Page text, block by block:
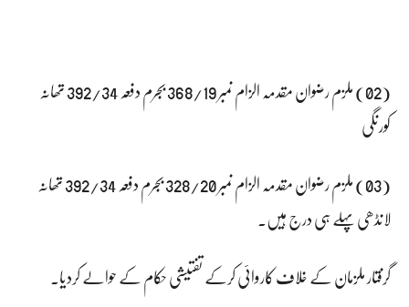
(02) ملزم رضوان مقدمہ الزام نمبر 368/19 بجرم دفعہ 392/34 تھانہ
کورنگی
(03) ملزم رضوان مقدمہ الزام نمبر 328/20 بجرم دفعہ 392/34 تھانہ
لانڈھی پہلے ہی درج ہیں۔
گرفتار ملزمان کے خلاف کاروائی کرکے تفتیشی حکام کے حوالے کردیا۔